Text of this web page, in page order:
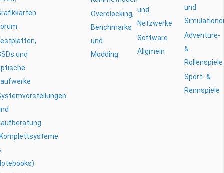
und
Overclocking,
Benchmarks
und
Modding
und
Netzwerke
Software
Allgmein
und
Adventure-
&
Rollenspiele
Sport- &
Rennspiele